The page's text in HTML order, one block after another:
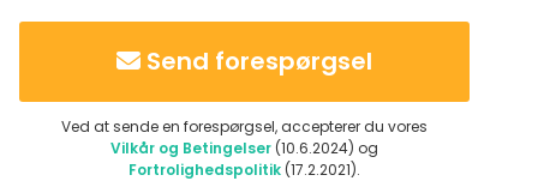
Send forespørgsel
Ved at sende en forespørgsel, accepterer du vores
Vilkår og Betingelser (10.6.2024) og
Fortrolighedspolitik (17.2.2021).